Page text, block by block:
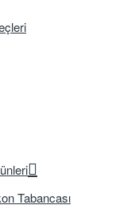
Tabancası